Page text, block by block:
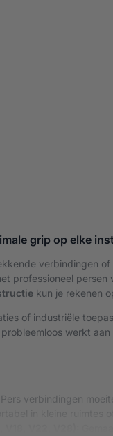
grip op elke
verbindingen
professioneel persen
kun je rekenen
of industriële
probleemloos werkt
Pers verbindingen